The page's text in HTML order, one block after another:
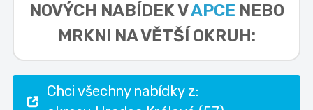
NOVÝCH NABÍDEK VAPCE NEBO
MRKNI NA VĚTŠÍ OKRUH:
Chci všechny nabídky z: